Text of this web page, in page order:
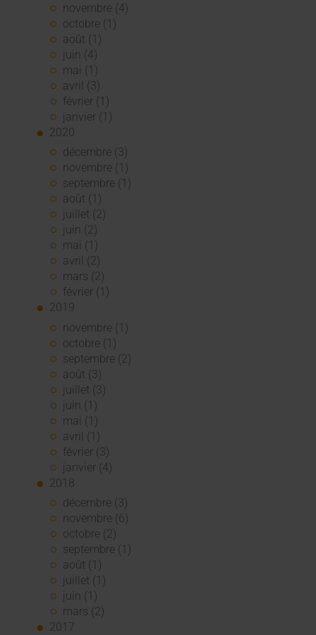
novembre (4)
octobre (1)
août (1)
juin (4)
mai (1)
avril (3)
février (1)
janvier (1)
2020
décembre (3)
novembre (1)
septembre (1)
août (1)
juillet (2)
juin (2)
mai (1)
avril (2)
mars (2)
février (1)
2019
novembre (1)
octobre (1)
septembre (2)
août (3)
juillet (3)
juin (1)
mai (1)
avril (1)
février (3)
janvier (4)
2018
décembre (3)
novembre (6)
octobre (2)
septembre (1)
août (1)
juillet (1)
juin (1)
mars (2)
2017